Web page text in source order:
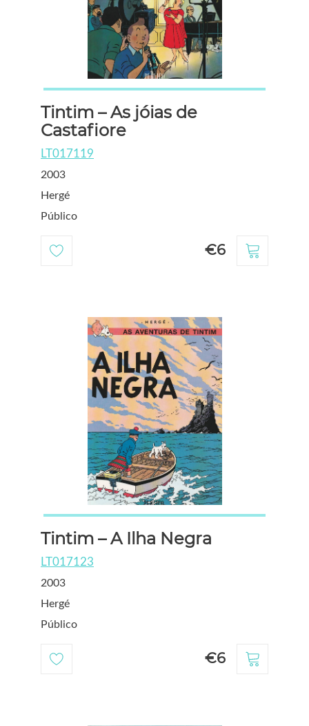
Tintim – As jóias de
Castafiore
LT017119
2003
Hergé
Público
€6
Tintim – A Ilha Negra
LT017123
2003
Hergé
Público
€6